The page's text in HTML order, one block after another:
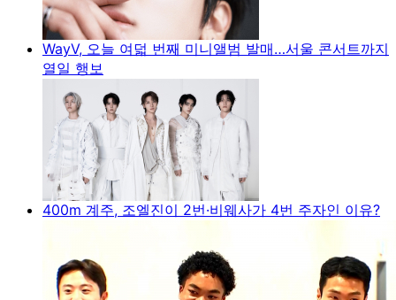
WayV, 오늘 여덟 번째 미니앨범 발매…서울 콘서트까지
열일 행보
400m 계주, 조엘진이 2번·비웨사가 4번 주자인 이유?